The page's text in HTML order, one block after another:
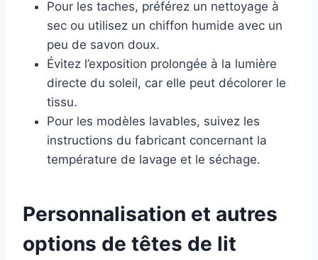
Pour les taches, préférez un nettoyage à
sec ou utilisez un chiffon humide avec un
peu de savon doux.
Évitez l’exposition prolongée à la lumière
directe du soleil, car elle peut décolorer le
tissu.
Pour les modèles lavables, suivez les
instructions du fabricant concernant la
température de lavage et le séchage.
Personnalisation et autres
options de têtes de lit